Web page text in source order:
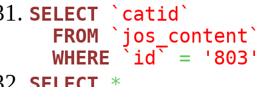
SELECT
`catid`
FROM
`jos_content`
WHERE
`id` =
'803'